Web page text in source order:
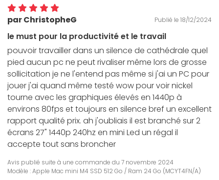
par ChristopheG Publié le 18/12/2024
le must pour la productivité et le travail
pouvoir travailler dans un silence de cathédrale quel
pied aucun pc ne peut rivaliser même lors de grosse
sollicitation je ne l'entend pas même si j'ai un PC pour
jouer j'ai quand même testé wow pour voir nickel
tourne avec les graphiques élevés en 1440p à
environs 80fps et toujours en silence bref un excellent
rapport qualité prix. ah j'oubliais il est branché sur 2
écrans 27" 1440p 240hz en mini Led un régal il
accepte tout sans broncher
Avis publié suite à une commande du 7 novembre 2024
Modèle : Apple Mac mini M4 SSD 512 Go / Ram 24 Go (MCYT4FN/A)